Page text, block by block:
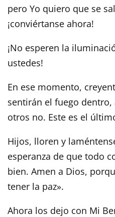
pero Yo quiero que se
¡conviértanse ahora!
¡No esperen la
ustedes!
En ese momento,
sentirán el fuego
otros no. Este es el
Hijos, lloren y
esperanza de que todo
bien. Amen a Dios,
tener la paz».
Ahora los dejo con Mi